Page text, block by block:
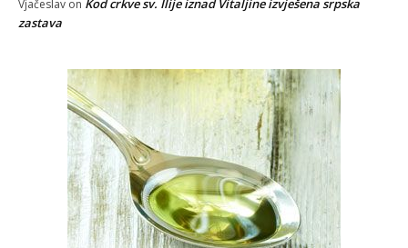
Vjačeslav on Kod crkve sv. Ilije iznad Vitaljine izvješena srpska
zastava